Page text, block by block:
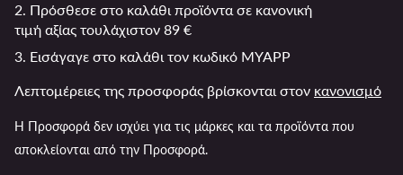
2. Πρόσθεσε στο καλάθι προϊόντα σε κανονική
τιμή αξίας τουλάχιστον 89 €
3. Εισάγαγε στο καλάθι τον κωδικό MYAPP
Λεπτομέρειες της προσφοράς βρίσκονται στον κανονισμό
Η Προσφορά δεν ισχύει για τις μάρκες και τα προϊόντα που
αποκλείονται από την Προσφορά.